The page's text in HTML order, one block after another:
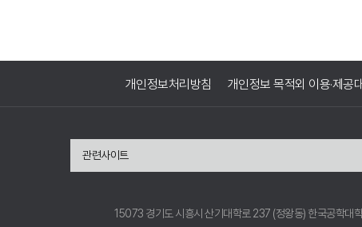
개인정보처리방침 개인정보 목적외 이용·제공
관련사이트
15073 경기도 시흥시 산기대학로 237 (정왕동) 한국공학대